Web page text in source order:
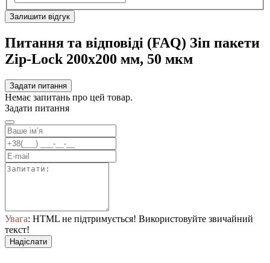
Залишити відгук
Питання та відповіді (FAQ) Зіп пакети
Zip-Lock 200х200 мм, 50 мкм
Задати питання
Немає запитань про цей товар.
Задати питання
Увага: HTML не підтримується! Використовуйте звичайний
текст!
Надіслати